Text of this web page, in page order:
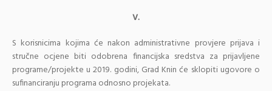
V.
S korisnicima kojima će nakon administrativne provjere prijava i
stručne ocjene biti odobrena financijska sredstva za prijavljene
programe/projekte u 2019. godini, Grad Knin će sklopiti ugovore o
sufinanciranju programa odnosno projekata.